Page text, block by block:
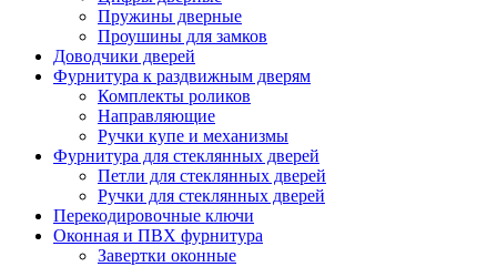
Пружины дверные
Проушины для замков
Доводчики дверей
Фурнитура к раздвижным дверям
Комплекты роликов
Направляющие
Ручки купе и механизмы
Фурнитура для стеклянных дверей
Петли для стеклянных дверей
Ручки для стеклянных дверей
Перекодировочные ключи
Оконная и ПВХ фурнитура
Завертки оконные